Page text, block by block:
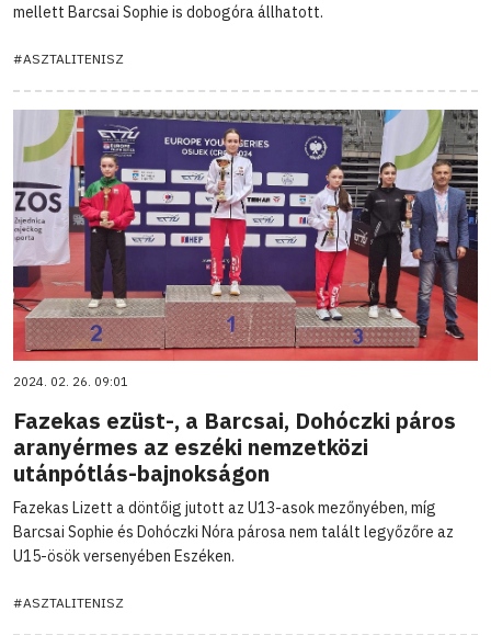
mellett Barcsai Sophie is dobogóra állhatott.
#ASZTALITENISZ
2024. 02. 26. 09:01
Fazekas ezüst-, a Barcsai, Dohóczki páros
aranyérmes az eszéki nemzetközi
utánpótlás-bajnokságon
Fazekas Lizett a döntőig jutott az U13-asok mezőnyében, míg
Barcsai Sophie és Dohóczki Nóra párosa nem talált legyőzőre az
U15-ösök versenyében Eszéken.
#ASZTALITENISZ